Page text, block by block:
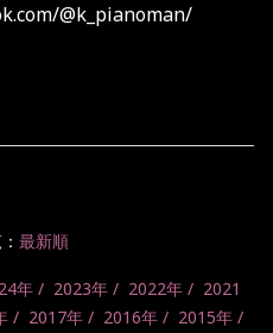
@k_pianoman/
最新順
年 2023年 2022年
2021
2017年 2016年
2015年